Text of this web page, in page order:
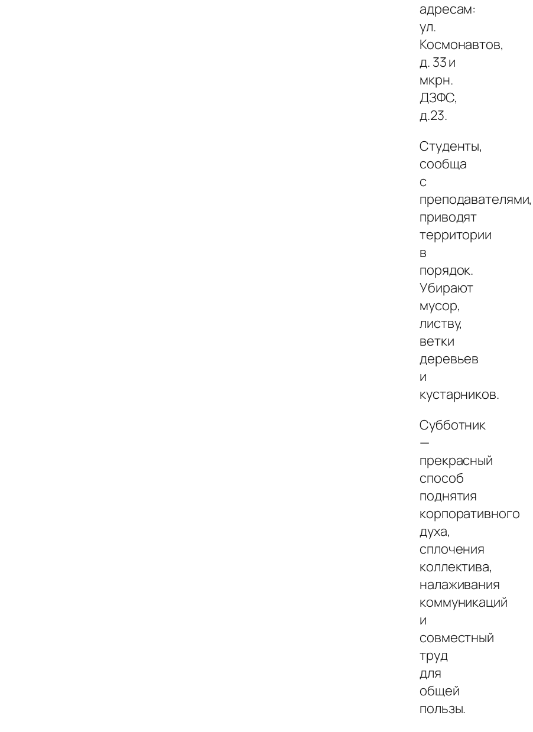
адресам:
ул.
Космонавтов,
д. 33 и
мкрн.
ДЗФС,
д.23.
Студенты,
сообща
с
преподавателями,
приводят
территории
в
порядок.
Убирают
мусор,
листву,
ветки
деревьев
и
кустарников.
Субботник
—
прекрасный
способ
поднятия
корпоративного
духа,
сплочения
коллектива,
налаживания
коммуникаций
и
совместный
труд
для
общей
пользы.